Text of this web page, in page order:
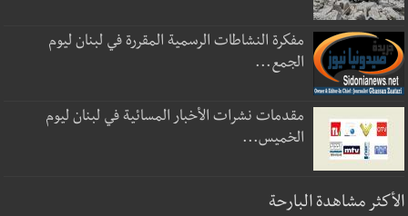
مفكرة النشاطات الرسمية المقررة في لبنان ليوم
الجمع...
مقدمات نشرات الأخبار المسائية في لبنان ليوم
الخميس...
الأكثر مشاهدة البارحة